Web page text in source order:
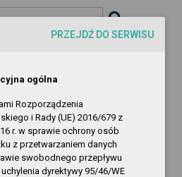
Publicznej
Kultury
PRZEJDŹ DO SERWISU
ogólna
Rozporządzenia
i Rady (UE) 2016/679 z
r. w sprawie ochrony osób
z przetwarzaniem danych
swobodnego przepływu
dyrektywy 95/46/WE